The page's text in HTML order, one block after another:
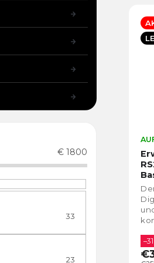
€ 1800
33
23